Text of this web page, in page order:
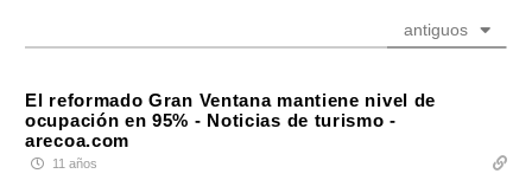
antiguos
El reformado Gran Ventana mantiene nivel de
ocupación en 95% - Noticias de turismo -
arecoa.com
11 años